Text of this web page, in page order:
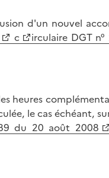
d'un nouvel
c
irculaire DGT
heures
le cas échéant,
du 20 août 2008